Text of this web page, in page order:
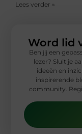
Lees verder »
Word lid
Ben jij een
lezer? Sluit je
ideeën en
inspirerende
community.